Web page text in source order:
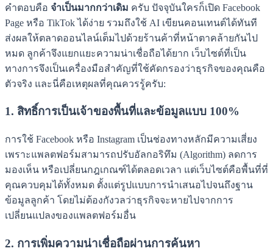
คำตอบคือ จำเป็นมากกว่าเดิม ครับ ปัจจุบันใครก็เปิด Facebook
Page หรือ TikTok ได้ง่าย รวมถึงใช้ AI เขียนคอนเทนต์ได้ทันที
ส่งผลให้ตลาดออนไลน์เต็มไปด้วยร้านค้าที่หน้าตาคล้ายกันไป
หมด ลูกค้าจึงแยกแยะความน่าเชื่อถือได้ยาก เว็บไซต์ที่เป็น
ทางการจึงเป็นเครื่องมือสำคัญที่ใช้คัดกรองว่าธุรกิจของคุณคือ
ตัวจริง และนี่คือเหตุผลที่คุณควรรู้ครับ:
1. สิทธิ์การเป็นเจ้าของพื้นที่และข้อมูลแบบ 100%
การใช้ Facebook หรือ Instagram เป็นช่องทางหลักมีความเสี่ยง
เพราะแพลตฟอร์มสามารถปรับอัลกอริทึม (Algorithm) ลดการ
มองเห็น หรือเปลี่ยนกฎเกณฑ์ได้ตลอดเวลา แต่เว็บไซต์คือพื้นที่ที่
คุณควบคุมได้ทั้งหมด ตั้งแต่รูปแบบการนำเสนอไปจนถึงฐาน
ข้อมูลลูกค้า โดยไม่ต้องกังวลว่าธุรกิจจะหายไปจากการ
เปลี่ยนแปลงของแพลตฟอร์มอื่น
2. การเพิ่มความน่าเชื่อถือผ่านการค้นหา